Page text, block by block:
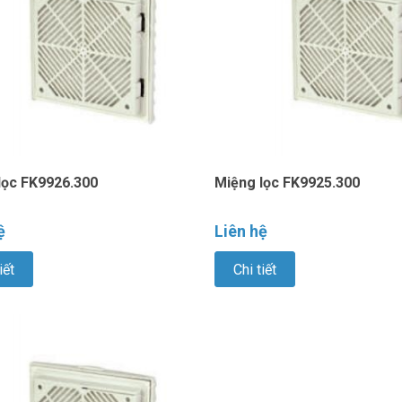
FK9926.300 Miệng lọc FK9925.300
Liên hệ
Chi tiết